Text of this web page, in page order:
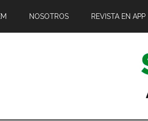
NOSOTROS REVISTA EN APP